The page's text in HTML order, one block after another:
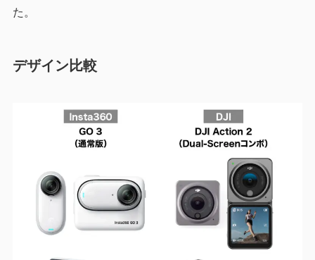
た。
デザイン比較